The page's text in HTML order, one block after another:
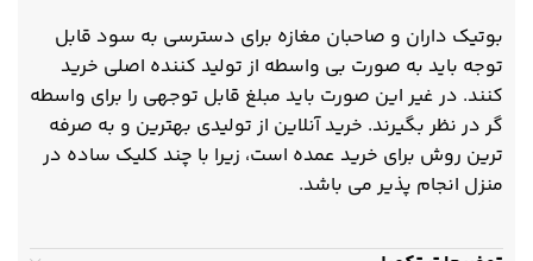
بوتیک داران و صاحبان مغازه برای دسترسی به سود قابل
توجه باید به صورت بی واسطه از تولید کننده اصلی خرید
کنند. در غیر این صورت باید مبلغ قابل توجهی را برای واسطه
گر در نظر بگیرند. خرید آنلاین از تولیدی بهترین و به صرفه
ترین روش برای خرید عمده است، زیرا با چند کلیک ساده در
منزل انجام پذیر می باشد.